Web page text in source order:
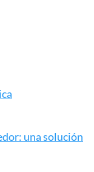
una solución